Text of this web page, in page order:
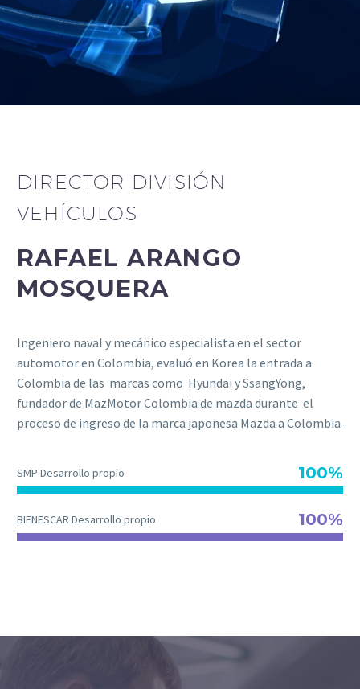
DIRECTOR DIVISIÓN
VEHÍCULOS
RAFAEL ARANGO
MOSQUERA
Ingeniero naval y mecánico especialista en el sector
automotor en Colombia, evaluó en Korea la entrada a
Colombia de las marcas como Hyundai y SsangYong,
fundador de MazMotor Colombia de mazda durante el
proceso de ingreso de la marca japonesa Mazda a Colombia.
SMP Desarrollo propio 100%
BIENESCAR Desarrollo propio 100%